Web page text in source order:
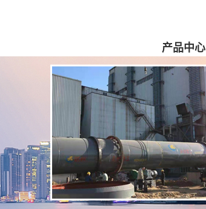
产品中心